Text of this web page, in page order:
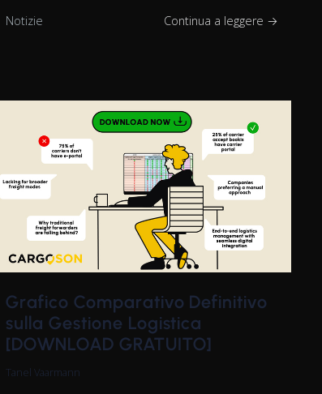
Notizie Continua a leggere →
Grafico Comparativo Definitivo
sulla Gestione Logistica
[DOWNLOAD GRATUITO]
Tanel Vaarmann